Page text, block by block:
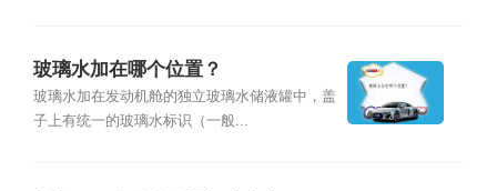
玻璃水加在哪个位置？
玻璃水加在发动机舱的独立玻璃水储液罐中，盖
子上有统一的玻璃水标识（一般...